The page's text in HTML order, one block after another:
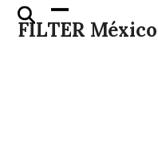
Skip
FILTER México
Open
mobile
Close
mobile